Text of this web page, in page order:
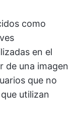
como
en el
de una imagen
que no
utilizan